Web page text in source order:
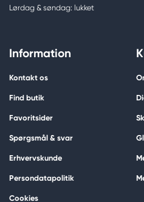
Lørdag & søndag: lukket
Information
Kontakt os
Find butik
Favoritsider
Spørgsmål & svar
Erhvervskunde
Persondatapolitik
Cookies